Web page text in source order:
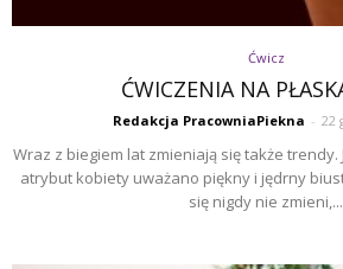
Ćwicz
ĆWICZENIA NA
Redakcja PracowniaPiekna - 22
Wraz z biegiem lat zmieniają się także trendy.
atrybut kobiety uważano piękny i jędrny
się nigdy nie zmieni,...